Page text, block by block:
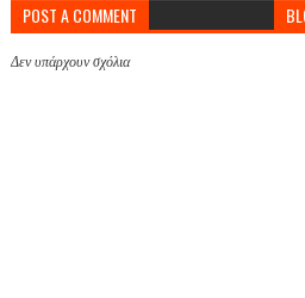
POST A COMMENT
Δεν υπάρχουν σχόλια